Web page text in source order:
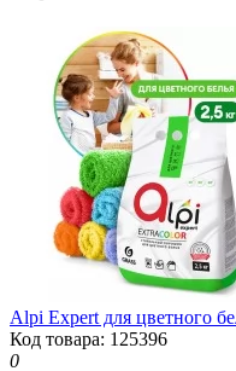
Alpi Expert для цветного
Код товара: 125396
0